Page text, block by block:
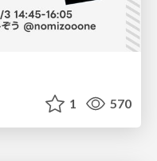
1 570